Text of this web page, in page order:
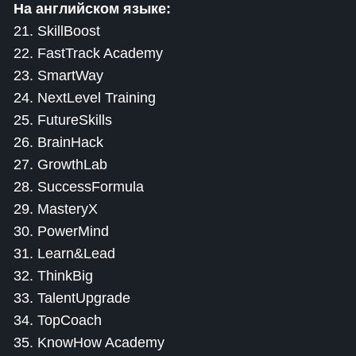
На английском языке:
21. SkillBoost
22. FastTrack Academy
23. SmartWay
24. NextLevel Training
25. FutureSkills
26. BrainHack
27. GrowthLab
28. SuccessFormula
29. MasteryX
30. PowerMind
31. Learn&Lead
32. ThinkBig
33. TalentUpgrade
34. TopCoach
35. KnowHow Academy